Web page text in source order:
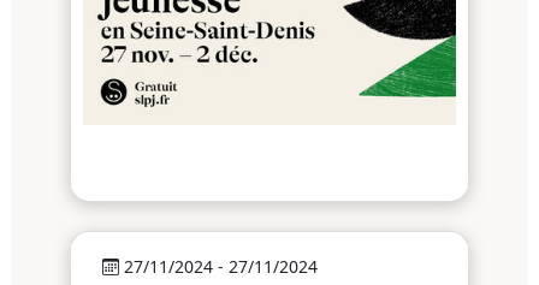
27/11/2024 - 27/11/2024